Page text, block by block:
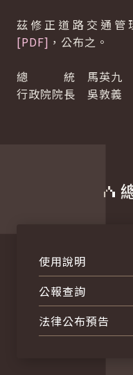
茲修正道路交通管
[PDF] ，公布之。
總 統 馬英九
行政院院長 吳敦義
使用說明
公報查詢
法律公布預告